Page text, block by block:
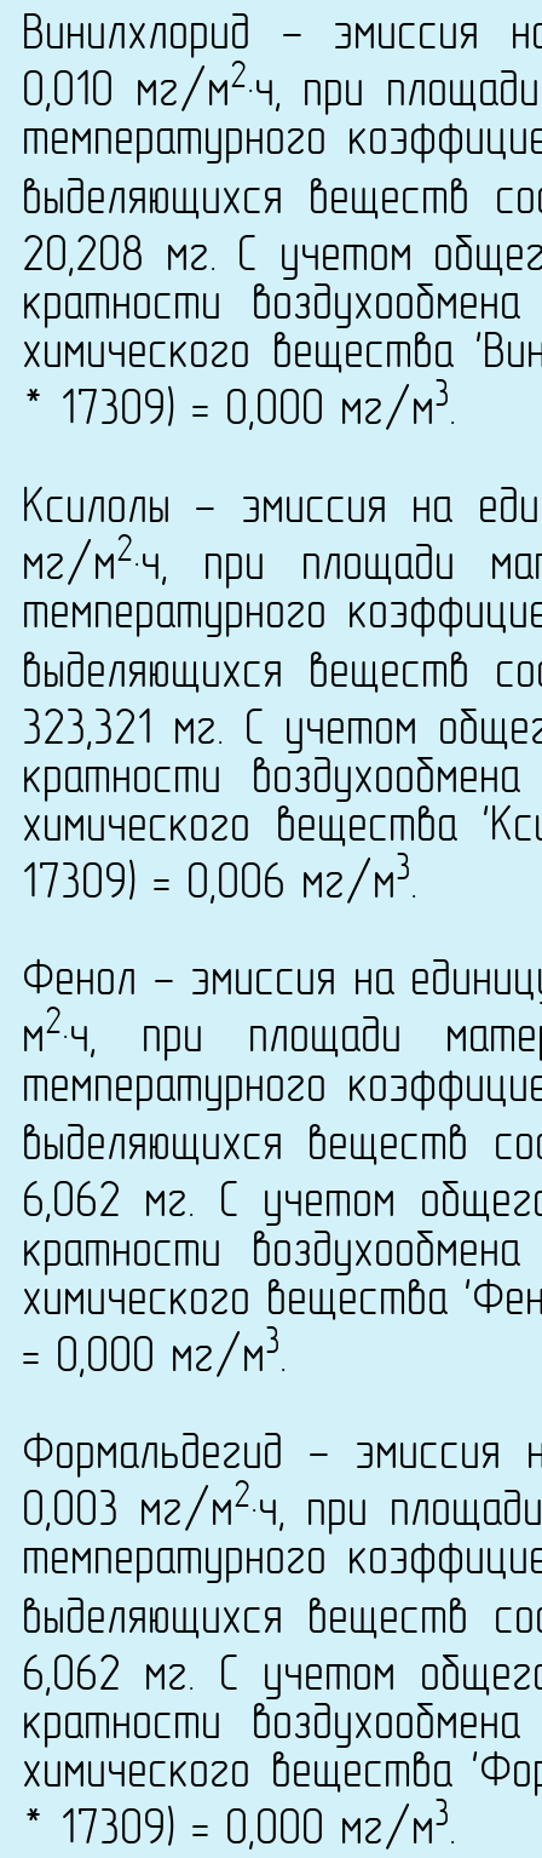
Винилхлорид - эмиссия
0,010 мг/м2·ч, при
температурного
выделяющихся веществ
20,208 мг. С учетом
кратности
химического вещества
* 17309) = 0,000 мг/м3.
Ксилолы - эмиссия на
мг/м2·ч, при площади
температурного
выделяющихся веществ
323,321 мг. С учетом
кратности
химического вещества
17309) = 0,006 мг/м3.
Фенол - эмиссия на
м2·ч, при площади
температурного
выделяющихся веществ
6,062 мг. С учетом
кратности
химического вещества
= 0,000 мг/м3.
Формальдегид - эмиссия
0,003 мг/м2·ч, при
температурного
выделяющихся веществ
6,062 мг. С учетом
кратности
химического вещества
* 17309) = 0,000 мг/м3.